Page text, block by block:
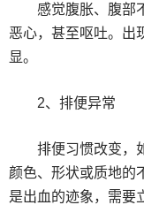
感觉腹胀、腹部
恶心，甚至呕吐。出
显。
2、排便异常
排便习惯改变，
颜色、形状或质地的
是出血的迹象，需要